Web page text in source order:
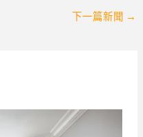
下一篇新聞 →